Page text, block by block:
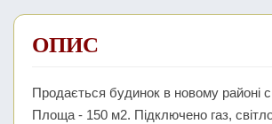
ОПИС
Продається будинок в новому районі
Площа - 150 м2. Підключено газ,